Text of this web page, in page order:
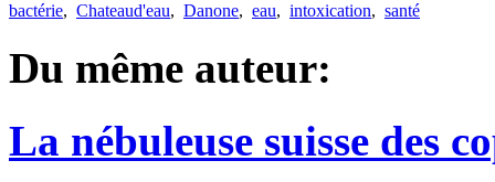
bactérie, Chateaud'eau, Danone, eau, intoxication, santé
Du même auteur:
La nébuleuse suisse des